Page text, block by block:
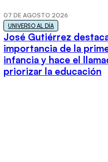
07 DE AGOSTO 2026
UNIVERSO AL DÍA
José Gutiérrez
importancia de la
infancia y hace el
priorizar la educación